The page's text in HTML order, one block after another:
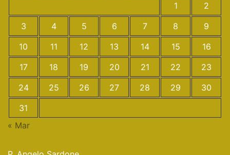
1
2
3
4 5 6 7 8
9
10
11 12 13 14 15
16
17
18 19 20 21 22
23
24
25 26 27 28 29
30
31
« Mar